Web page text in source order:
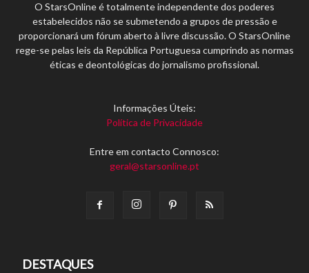
O StarsOnline é totalmente independente dos poderes
estabelecidos não se submetendo a grupos de pressão e
proporcionará um fórum aberto à livre discussão. O StarsOnline
rege-se pelas leis da República Portuguesa cumprindo as normas
éticas e deontológicas do jornalismo profissional.
Informações Úteis:
Política de Privacidade
Entre em contacto Connosco:
geral@starsonline.pt
DESTAQUES